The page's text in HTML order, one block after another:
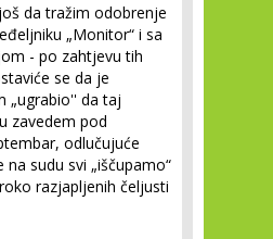
da tražim odobrenje
„Monitor“ i sa
- po zahtjevu tih
se da je
„ugrabio'' da taj
zavedem pod
odlučujuće
sudu svi „iščupamo“
razjapljenih čeljusti